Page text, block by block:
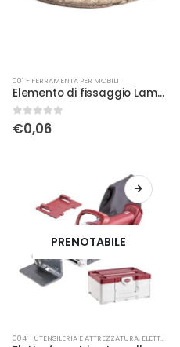
001 - FERRAMENTA PER MOBILI
Elemento di fissaggio Lamello n°10
0Su 5
€0,06
PRENOTABILE
004 - UTENSILERIA E ATTREZZATURA, ELETTRICA